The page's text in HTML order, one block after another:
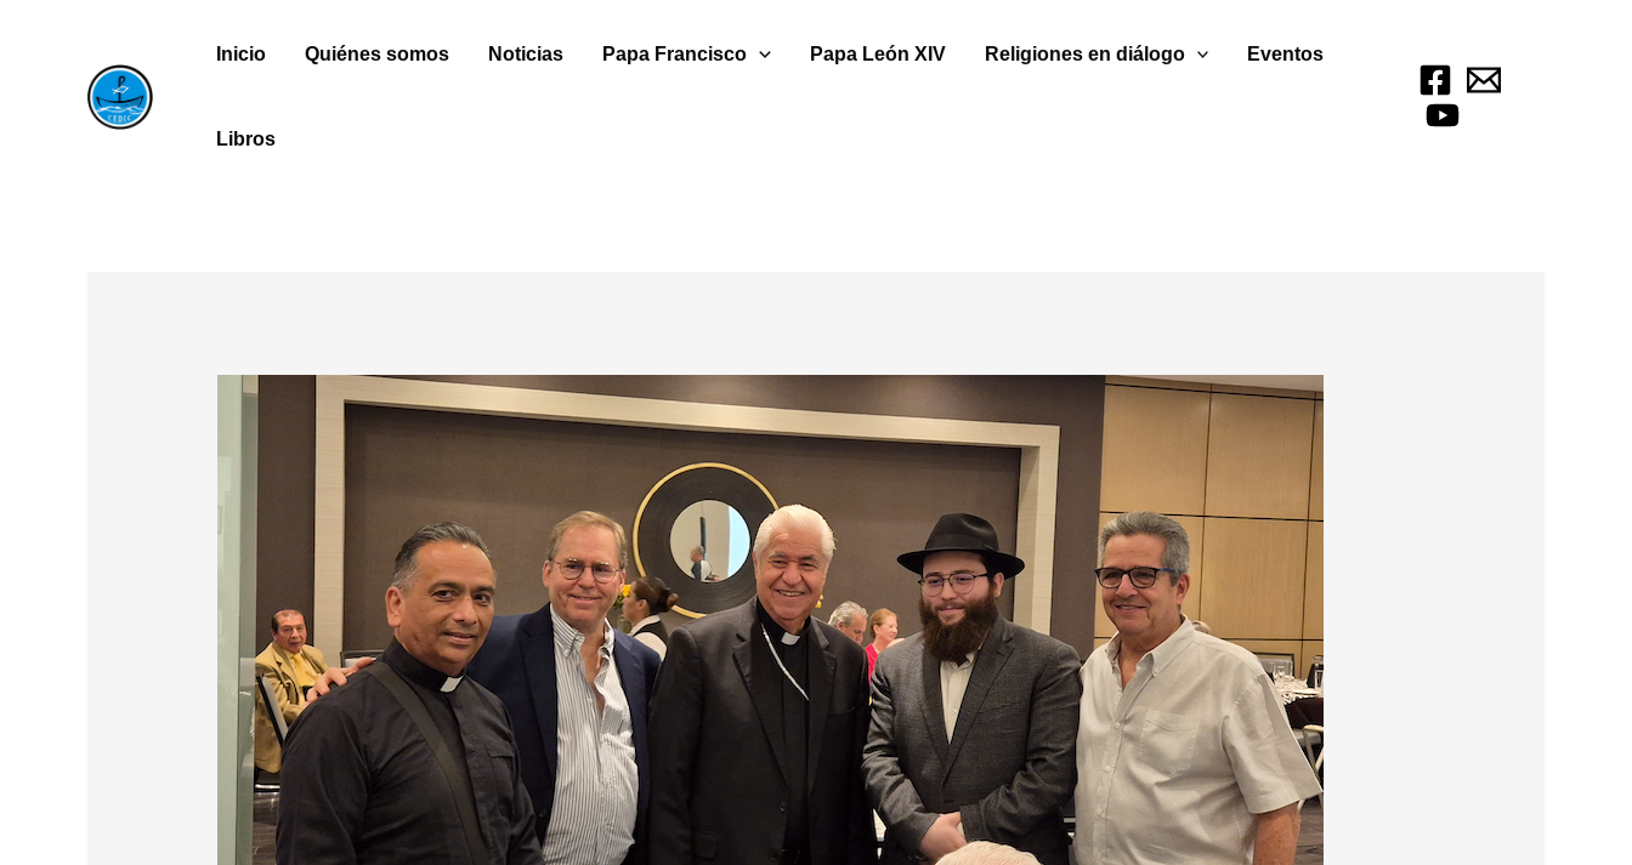
contenido
Inicio Quiénes somos Noticias Papa Francisco Papa León XIV Religiones en diálogo Eventos
Libros
entradas